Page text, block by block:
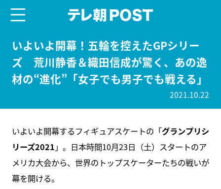
いよいよ開幕！五輪を控えたGPシリー
ズ 荒川静香＆織田信成が驚く、あの逸
材の“進化”「女子でも男子でも戦える」
2021.10.22
いよいよ開幕するフィギュアスケートの「グランプリシ
リーズ2021 」。日本時間10月23日（土）スタートのア
メリカ大会から、世界のトップスケーターたちの戦いが
幕を開ける。